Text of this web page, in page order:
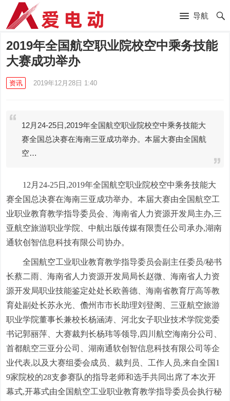
导航
2019年全国航空职业院校空中乘务技能
大赛成功举办
资讯 2019年12月28日 1:40
12月24-25日,2019年全国航空职业院校空中乘务技能大
赛全国总决赛在海南三亚成功举办。本届大赛由全国航
空…
12月24-25日,2019年全国航空职业院校空中乘务技能大
赛全国总决赛在海南三亚成功举办。本届大赛由全国航空工
业职业教育教学指导委员会、海南省人力资源开发局主办,三
亚航空旅游职业学院、中航出版传媒有限责任公司承办,湖南
通软创智信息科技有限公司协办。
全国航空工业职业教育教学指导委员会副主任委员/秘书
长蔡二雨、海南省人力资源开发局局长赵微、海南省人力资
源开发局职业技能鉴定处处长欧善德、海南省教育厅高等教
育处副处长苏永光、儋州市市长助理刘登阁、三亚航空旅游
职业学院董事长兼校长杨涵涛、河北女子职业技术学院党委
书记郭丽萍、大赛裁判长杨玮等领导,四川航空海南分公司、
首都航空三亚分公司、湖南通软创智信息科技有限公司等企
业代表,以及大赛组委会成员、裁判员、工作人员,来自全国1
9家院校的28支参赛队的指导老师和选手共同出席了本次开
幕式,开幕式由全国航空工业职业教育教学指导委员会执行秘